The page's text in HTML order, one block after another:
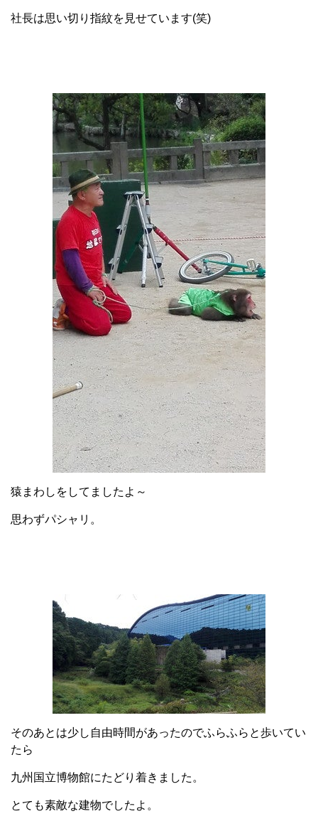
社長は思い切り指紋を見せています(笑)
猿まわしをしてましたよ～
思わずパシャリ。
そのあとは少し自由時間があったのでふらふらと歩いてい
たら
九州国立博物館にたどり着きました。
とても素敵な建物でしたよ。